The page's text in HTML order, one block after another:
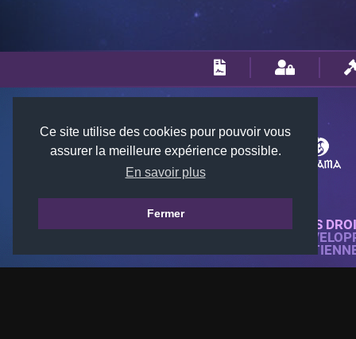
Ce site utilise des cookies pour pouvoir vous
assurer la meilleure expérience possible.
En savoir plus
Fermer
© 2018-2026 KTARENA. TOUS
SITE WEB ENTIÈREMENT
TOUTES LES IMAGES